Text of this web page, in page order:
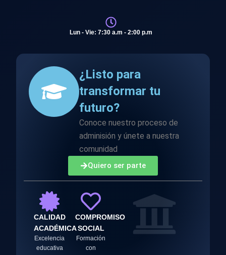
Lun - Vie: 7:30 a.m - 2:00 p.m
¿Listo para
transformar tu
futuro?
Conoce nuestro proceso de
adminisión y únete a nuestra
comunidad
Quiero ser parte
CALIDAD
ACADÉMICA
Excelencia
educativa
COMPROMISO
SOCIAL
Formación
con